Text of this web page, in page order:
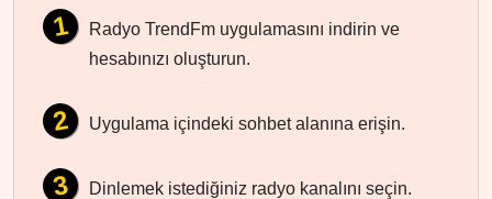
Radyo TrendFm uygulamasını indirin ve
hesabınızı oluşturun.
Uygulama içindeki sohbet alanına erişin.
Dinlemek istediğiniz radyo kanalını seçin.